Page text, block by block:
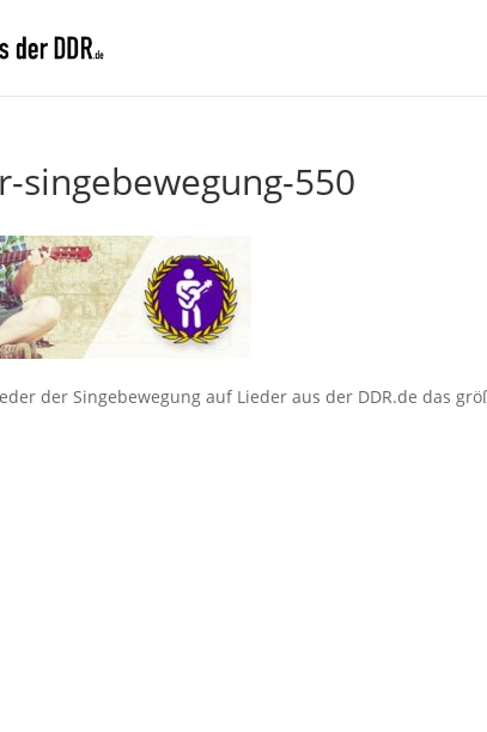
singebewegung-550
der Singebewegung auf Lieder aus der DDR.de das